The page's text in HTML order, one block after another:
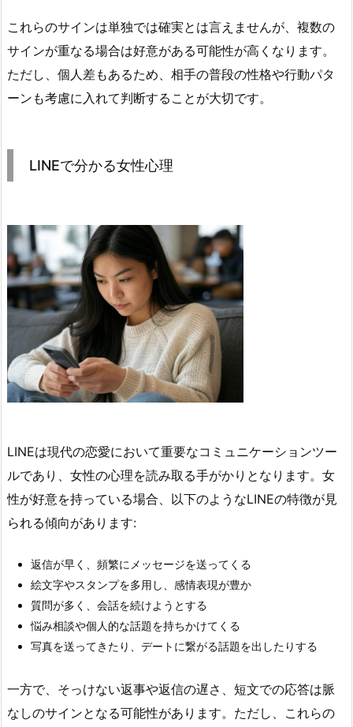
これらのサインは単独では確実とは言えませんが、複数の
サインが重なる場合は好意がある可能性が高くなります。
ただし、個人差もあるため、相手の普段の性格や行動パタ
ーンも考慮に入れて判断することが大切です。
LINEで分かる女性心理
LINEは現代の恋愛において重要なコミュニケーションツー
ルであり、女性の心理を読み取る手がかりとなります。女
性が好意を持っている場合、以下のようなLINEの特徴が見
られる傾向があります:
返信が早く、頻繁にメッセージを送ってくる
絵文字やスタンプを多用し、感情表現が豊か
質問が多く、会話を続けようとする
悩み相談や個人的な話題を持ちかけてくる
写真を送ってきたり、デートに繋がる話題を出したりする
一方で、そっけない返事や返信の遅さ、短文での応答は脈
なしのサインとなる可能性があります。ただし、これらの